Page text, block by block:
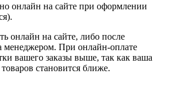
онлайн на сайте при оформлении
онлайн на сайте, либо после
менеджером. При онлайн-оплате
вашего заказы выше, так как ваша
становится ближе.